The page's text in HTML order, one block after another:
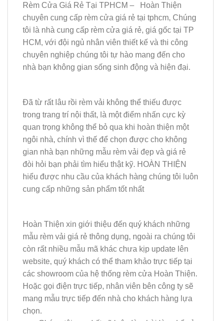
Rèm Cửa Giá Rẻ Tại TPHCM – Hoàn Thiện
chuyên cung cấp rèm cửa giá rẻ tại tphcm, Chúng
tôi là nhà cung cấp rèm cửa giá rẻ, giá gốc tại TP
HCM, với đội ngủ nhân viên thiết kế và thi công
chuyên nghiệp chúng tôi tự hào mang đến cho
nhà bạn không gian sống sinh động và hiện đại.
Đã từ rất lâu rồi rèm vải không thể thiếu được
trong trang trí nội thất, là một điểm nhấn cực kỳ
quan trọng không thể bỏ qua khi hoàn thiện một
ngôi nhà, chính vì thế để chọn được cho không
gian nhà bạn những mẫu rèm vải đẹp và giá rẻ
đòi hỏi bạn phải tìm hiểu thật kỹ. HOÀN THIỆN
hiểu được nhu cầu của khách hàng chúng tôi luôn
cung cấp những sản phẩm tốt nhất
Hoàn Thiện xin giới thiệu đến quý khách những
mẫu rèm vải giá rẻ thông dụng, ngoài ra chúng tôi
còn rất nhiều mẫu mã khác chưa kịp update lên
website, quý khách có thể tham khảo trực tiếp tại
các showroom của hệ thống rèm cửa Hoàn Thiện.
Hoặc gọi điện trực tiếp, nhân viên bên công ty sẽ
mang mẫu trực tiếp đến nhà cho khách hàng lựa
chọn.